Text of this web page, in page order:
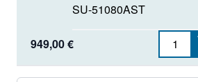
SU-51080AST
949,00 €